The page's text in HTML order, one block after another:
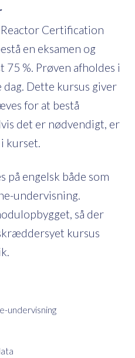
Certification
en eksamen og
75 %. Prøven afholdes i
Dette kursus giver
for at bestå
det er nødvendigt, er
kurset.
på engelsk både som
undervisning.
så der
kursus
undervisning